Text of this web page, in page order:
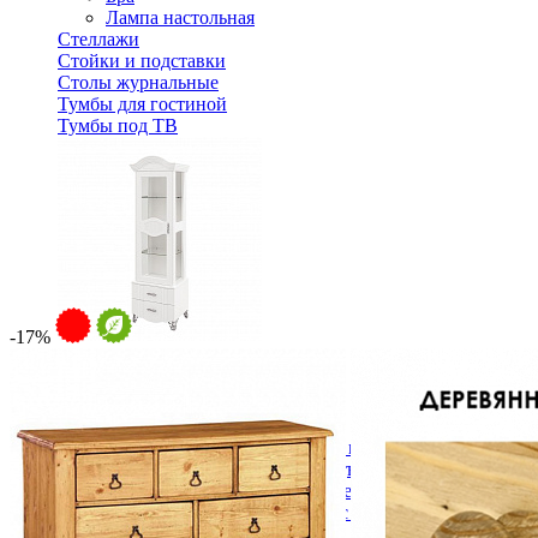
Лампа настольная
Стеллажи
Стойки и подставки
Столы журнальные
Тумбы для гостиной
Тумбы под ТВ
Спальня
Деревянные кровати с подъемным механизмом
Кровати односпальные с подъемным механизмом
Кровати двуспальные с подъемным механизмом
Кровати полутороспальные с подъемным
-17%